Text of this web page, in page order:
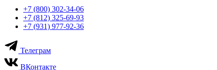
+7 (800) 302-34-06
+7 (812) 325-69-93
+7 (931) 977-92-36
Телеграм
ВКонтакте